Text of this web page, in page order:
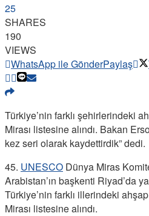
25
SHARES
190
VIEWS
WhatsApp ile GönderPaylaş
Türkiye’nin farklı şehirlerindeki
Mirası listesine alındı. Bakan
kez seri olarak kaydettirdik” dedi.
45. UNESCO Dünya Miras
Arabistan’ın başkenti Riyad’da
Türkiye’nin farklı illerindeki
Mirası listesine alındı.